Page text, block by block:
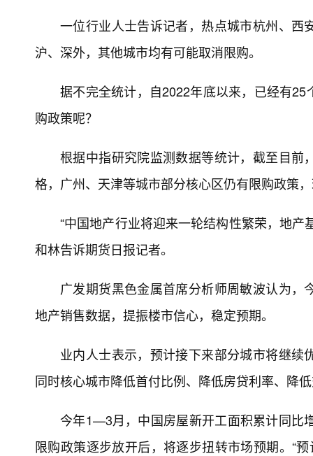
一位行业人士告诉记者，热点城市杭州、
沪、深外，其他城市均有可能取消限购。
据不完全统计，自2022年底以来，已经有
购政策呢？
根据中指研究院监测数据等统计，截至目
格，广州、天津等城市部分核心区仍有限购政策
“中国地产行业将迎来一轮结构性繁荣，地
和林告诉期货日报记者。
广发期货黑色金属首席分析师周敏波认为
地产销售数据，提振楼市信心，稳定预期。
业内人士表示，预计接下来部分城市将继
同时核心城市降低首付比例、降低房贷利率、降
今年1—3月，中国房屋新开工面积累计同比
限购政策逐步放开后，将逐步扭转市场预期。“